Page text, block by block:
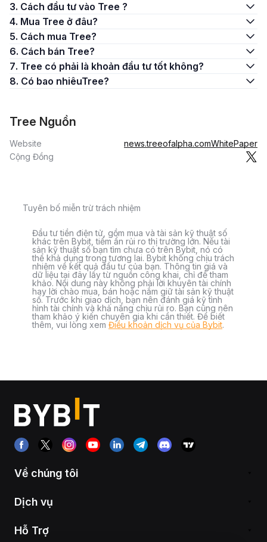
3. Cách đầu tư vào Tree ?
4. Mua Tree ở đâu?
5. Cách mua Tree?
6. Cách bán Tree?
7. Tree có phải là khoản đầu tư tốt không?
8. Có bao nhiêuTree?
Tree Nguồn
Website news.treeofalpha.comWhitePaper
Cộng Đồng
Tuyên bố miễn trừ trách nhiệm
Đầu tư tiền điện tử, gồm mua và tài sản kỹ thuật số
khác trên Bybit, tiềm ẩn rủi ro thị trường lớn. Nếu tài
sản kỹ thuật số bạn tìm chưa có trên Bybit, nó có
thể khả dụng trong tương lai. Bybit không chịu trách
nhiệm về kết quả đầu tư của bạn. Thông tin giá và
dữ liệu tại đây lấy từ nguồn công khai, chỉ để tham
khảo. Nội dung này không phải lời khuyên tài chính
hay lời chào mua, bán hoặc nắm giữ tài sản kỹ thuật
số. Trước khi giao dịch, bạn nên đánh giá kỹ tình
hình tài chính và khả năng chịu rủi ro. Bạn cũng nên
tham khảo ý kiến chuyên gia khi cần thiết. Để biết
thêm, vui lòng xem Điều khoản dịch vụ của Bybit.
Về chúng tôi
Dịch vụ
Hỗ Trợ